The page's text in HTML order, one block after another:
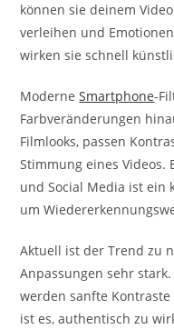
können sie deinem
verleihen und
wirken sie schnell
ModerneSmartphone-
Farbveränderungen
Filmlooks, passen
Stimmung eines Videos.
und Social Media ist ein
um
Aktuell ist der Trend zu
Anpassungen sehr
werden sanfte
ist es, authentisch zu